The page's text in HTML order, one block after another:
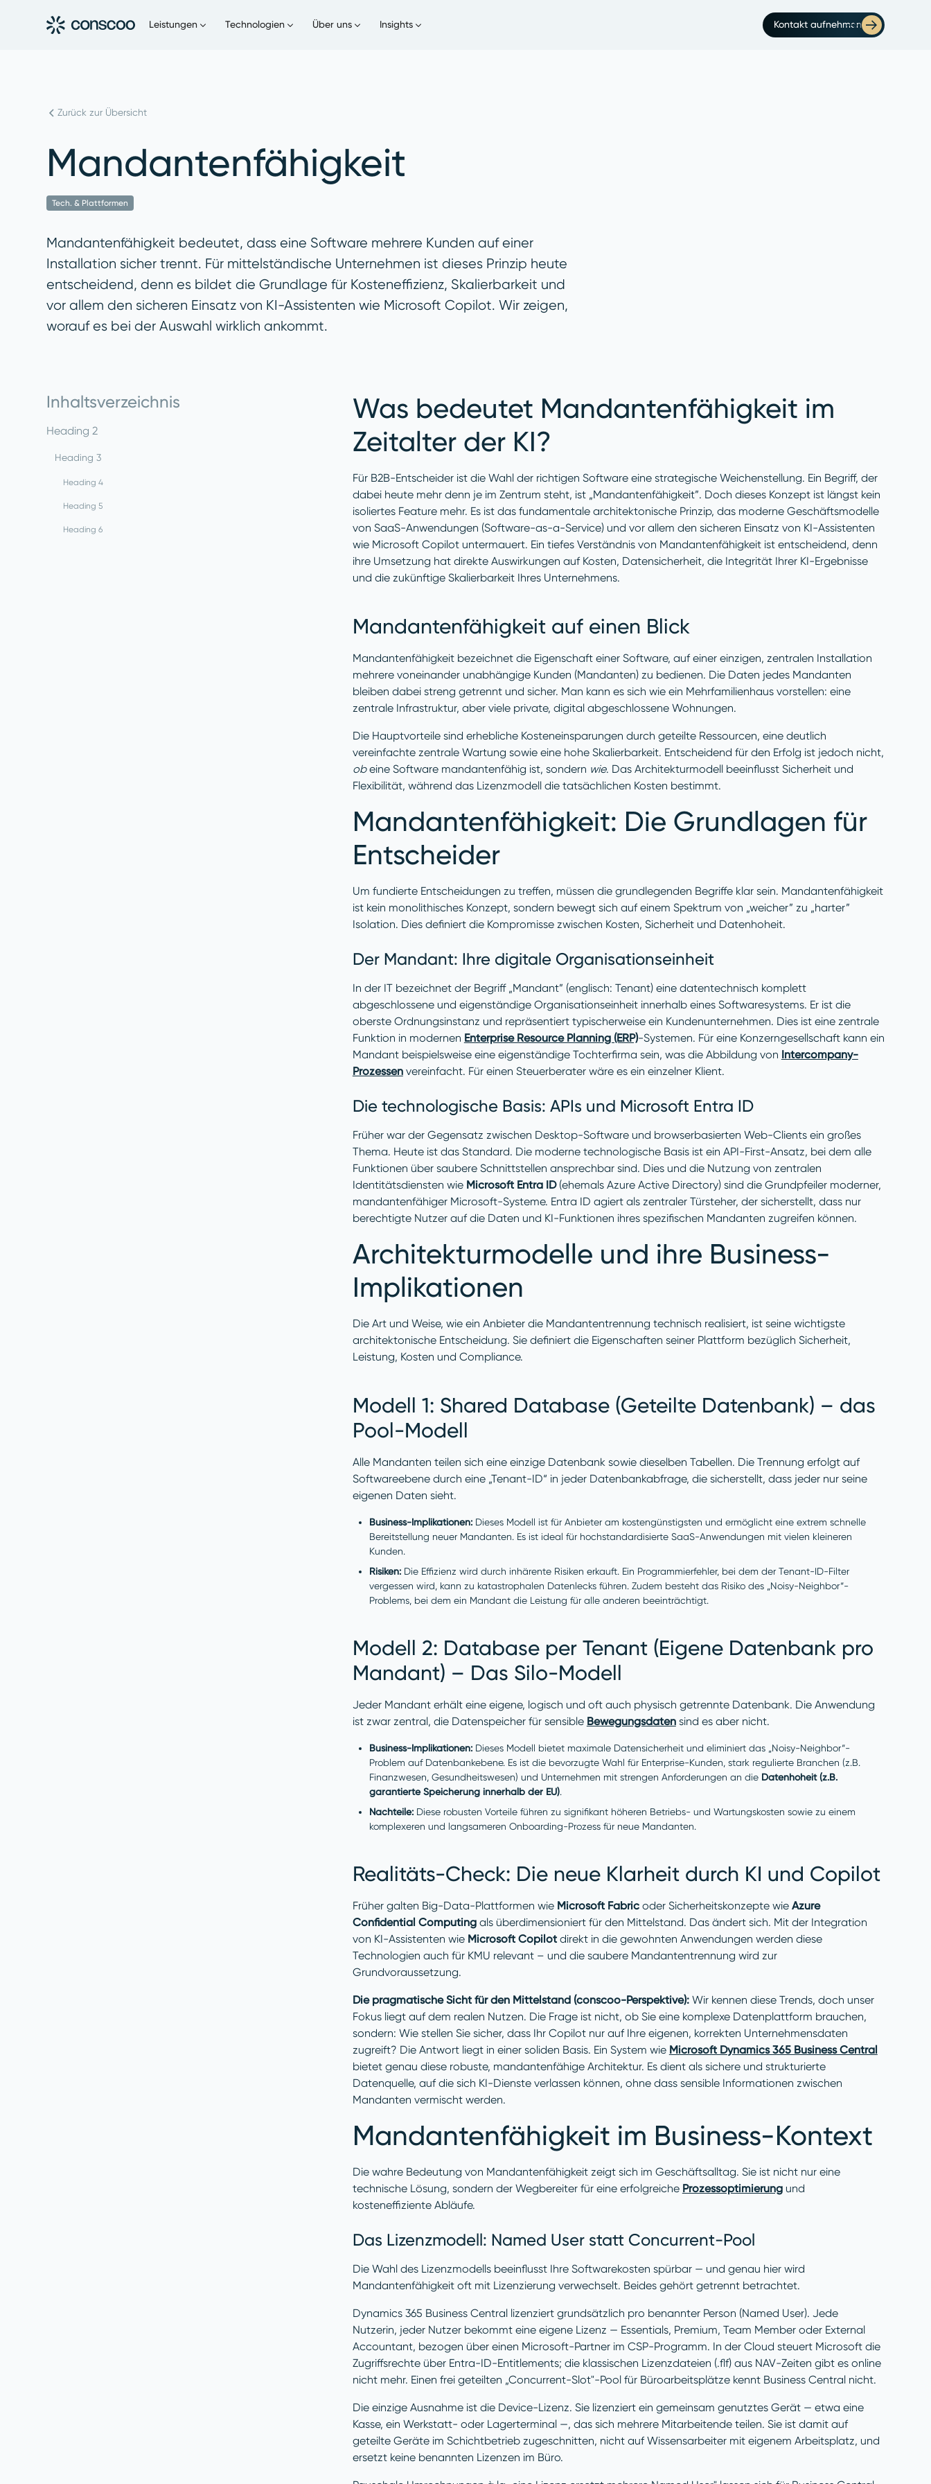
Leistungen Technologien Über uns Insights Kontakt aufnehmen
Zurück zur Übersicht
Mandanten­fähigkeit
Tech. & Plattformen
Mandantenfähigkeit bedeutet, dass eine Software mehrere Kunden auf einer
Installation sicher trennt. Für mittelständische Unternehmen ist dieses Prinzip heute
entscheidend, denn es bildet die Grundlage für Kosteneffizienz, Skalierbarkeit und
vor allem den sicheren Einsatz von KI-Assistenten wie Microsoft Copilot. Wir zeigen,
worauf es bei der Auswahl wirklich ankommt.
Inhaltsverzeichnis
Heading 2
Heading 3
Heading 4
Heading 5
Heading 6
Was bedeutet Mandantenfähigkeit im
Zeitalter der KI?
Für B2B-Entscheider ist die Wahl der richtigen Software eine strategische Weichenstellung. Ein Begriff, der
dabei heute mehr denn je im Zentrum steht, ist „Mandantenfähigkeit”. Doch dieses Konzept ist längst kein
isoliertes Feature mehr. Es ist das fundamentale architektonische Prinzip, das moderne Geschäftsmodelle
von SaaS-Anwendungen (Software-as-a-Service) und vor allem den sicheren Einsatz von KI-Assistenten
wie Microsoft Copilot untermauert. Ein tiefes Verständnis von Mandantenfähigkeit ist entscheidend, denn
ihre Umsetzung hat direkte Auswirkungen auf Kosten, Datensicherheit, die Integrität Ihrer KI-Ergebnisse
und die zukünftige Skalierbarkeit Ihres Unternehmens.
Mandantenfähigkeit auf einen Blick
Mandantenfähigkeit bezeichnet die Eigenschaft einer Software, auf einer einzigen, zentralen Installation
mehrere voneinander unabhängige Kunden (Mandanten) zu bedienen. Die Daten jedes Mandanten
bleiben dabei streng getrennt und sicher. Man kann es sich wie ein Mehrfamilienhaus vorstellen: eine
zentrale Infrastruktur, aber viele private, digital abgeschlossene Wohnungen.
Die Hauptvorteile sind erhebliche Kosteneinsparungen durch geteilte Ressourcen, eine deutlich
vereinfachte zentrale Wartung sowie eine hohe Skalierbarkeit. Entscheidend für den Erfolg ist jedoch nicht,
obeine Software mandantenfähig ist, sondern wie. Das Architekturmodell beeinflusst Sicherheit und
Flexibilität, während das Lizenzmodell die tatsächlichen Kosten bestimmt.
Mandantenfähigkeit: Die Grundlagen für
Entscheider
Um fundierte Entscheidungen zu treffen, müssen die grundlegenden Begriffe klar sein. Mandantenfähigkeit
ist kein monolithisches Konzept, sondern bewegt sich auf einem Spektrum von „weicher” zu „harter”
Isolation. Dies definiert die Kompromisse zwischen Kosten, Sicherheit und Datenhoheit.
Der Mandant: Ihre digitale Organisationseinheit
In der IT bezeichnet der Begriff „Mandant” (englisch: Tenant) eine datentechnisch komplett
abgeschlossene und eigenständige Organisationseinheit innerhalb eines Softwaresystems. Er ist die
oberste Ordnungsinstanz und repräsentiert typischerweise ein Kundenunternehmen. Dies ist eine zentrale
Funktion in modernen Enterprise Resource Planning (ERP)-Systemen. Für eine Konzerngesellschaft kann ein
Mandant beispielsweise eine eigenständige Tochterfirma sein, was die Abbildung von Intercompany-
Prozessenvereinfacht. Für einen Steuerberater wäre es ein einzelner Klient.
Die technologische Basis: APIs und Microsoft Entra ID
Früher war der Gegensatz zwischen Desktop-Software und browserbasierten Web-Clients ein großes
Thema. Heute ist das Standard. Die moderne technologische Basis ist ein API-First-Ansatz, bei dem alle
Funktionen über saubere Schnittstellen ansprechbar sind. Dies und die Nutzung von zentralen
Identitätsdiensten wie Microsoft Entra ID(ehemals Azure Active Directory) sind die Grundpfeiler moderner,
mandantenfähiger Microsoft-Systeme. Entra ID agiert als zentraler Türsteher, der sicherstellt, dass nur
berechtigte Nutzer auf die Daten und KI-Funktionen ihres spezifischen Mandanten zugreifen können.
Architekturmodelle und ihre Business-
Implikationen
Die Art und Weise, wie ein Anbieter die Mandantentrennung technisch realisiert, ist seine wichtigste
architektonische Entscheidung. Sie definiert die Eigenschaften seiner Plattform bezüglich Sicherheit,
Leistung, Kosten und Compliance.
Modell 1: Shared Database (Geteilte Datenbank) – das
Pool-Modell
Alle Mandanten teilen sich eine einzige Datenbank sowie dieselben Tabellen. Die Trennung erfolgt auf
Softwareebene durch eine „Tenant-ID“ in jeder Datenbankabfrage, die sicherstellt, dass jeder nur seine
eigenen Daten sieht.
Business-Implikationen:Dieses Modell ist für Anbieter am kostengünstigsten und ermöglicht eine extrem schnelle
Bereitstellung neuer Mandanten. Es ist ideal für hochstandardisierte SaaS-Anwendungen mit vielen kleineren
Kunden.
Risiken:Die Effizienz wird durch inhärente Risiken erkauft. Ein Programmierfehler, bei dem der Tenant-ID-Filter
vergessen wird, kann zu katastrophalen Datenlecks führen. Zudem besteht das Risiko des „Noisy-Neighbor“-
Problems, bei dem ein Mandant die Leistung für alle anderen beeinträchtigt.
Modell 2: Database per Tenant (Eigene Datenbank pro
Mandant) – Das Silo-Modell
Jeder Mandant erhält eine eigene, logisch und oft auch physisch getrennte Datenbank. Die Anwendung
ist zwar zentral, die Datenspeicher für sensible Bewegungsdatensind es aber nicht.
Business-Implikationen:Dieses Modell bietet maximale Datensicherheit und eliminiert das „Noisy-Neighbor“-
Problem auf Datenbankebene. Es ist die bevorzugte Wahl für Enterprise-Kunden, stark regulierte Branchen (z.B.
Finanzwesen, Gesundheitswesen) und Unternehmen mit strengen Anforderungen an die Datenhoheit (z.B.
garantierte Speicherung innerhalb der EU).
Nachteile:Diese robusten Vorteile führen zu signifikant höheren Betriebs- und Wartungskosten sowie zu einem
komplexeren und langsameren Onboarding-Prozess für neue Mandanten.
Realitäts-Check: Die neue Klarheit durch KI und Copilot
Früher galten Big-Data-Plattformen wie Microsoft Fabricoder Sicherheitskonzepte wie Azure
Confidential Computingals überdimensioniert für den Mittelstand. Das ändert sich. Mit der Integration
von KI-Assistenten wie Microsoft Copilotdirekt in die gewohnten Anwendungen werden diese
Technologien auch für KMU relevant – und die saubere Mandantentrennung wird zur
Grundvoraussetzung.
Die pragmatische Sicht für den Mittelstand (conscoo-Perspektive):Wir kennen diese Trends, doch unser
Fokus liegt auf dem realen Nutzen. Die Frage ist nicht, ob Sie eine komplexe Datenplattform brauchen,
sondern: Wie stellen Sie sicher, dass Ihr Copilot nur auf Ihre eigenen, korrekten Unternehmensdaten
zugreift? Die Antwort liegt in einer soliden Basis. Ein System wie Microsoft Dynamics 365 Business Central
bietet genau diese robuste, mandantenfähige Architektur. Es dient als sichere und strukturierte
Datenquelle, auf die sich KI-Dienste verlassen können, ohne dass sensible Informationen zwischen
Mandanten vermischt werden.
Mandantenfähigkeit im Business-Kontext
Die wahre Bedeutung von Mandantenfähigkeit zeigt sich im Geschäftsalltag. Sie ist nicht nur eine
technische Lösung, sondern der Wegbereiter für eine erfolgreiche Prozessoptimierungund
kosteneffiziente Abläufe.
Das Lizenzmodell: Named User statt Concurrent-Pool
Die Wahl des Lizenzmodells beeinflusst Ihre Softwarekosten spürbar — und genau hier wird
Mandantenfähigkeit oft mit Lizenzierung verwechselt. Beides gehört getrennt betrachtet.
Dynamics 365 Business Central lizenziert grundsätzlich pro benannter Person (Named User). Jede
Nutzerin, jeder Nutzer bekommt eine eigene Lizenz — Essentials, Premium, Team Member oder External
Accountant, bezogen über einen Microsoft-Partner im CSP-Programm. In der Cloud steuert Microsoft die
Zugriffsrechte über Entra-ID-Entitlements; die klassischen Lizenzdateien (.flf) aus NAV-Zeiten gibt es online
nicht mehr. Einen frei geteilten „Concurrent-Slot"-Pool für Büroarbeitsplätze kennt Business Central nicht.
Die einzige Ausnahme ist die Device-Lizenz. Sie lizenziert ein gemeinsam genutztes Gerät — etwa eine
Kasse, ein Werkstatt- oder Lagerterminal —, das sich mehrere Mitarbeitende teilen. Sie ist damit auf
geteilte Geräte im Schichtbetrieb zugeschnitten, nicht auf Wissensarbeiter mit eigenem Arbeitsplatz, und
ersetzt keine benannten Lizenzen im Büro.